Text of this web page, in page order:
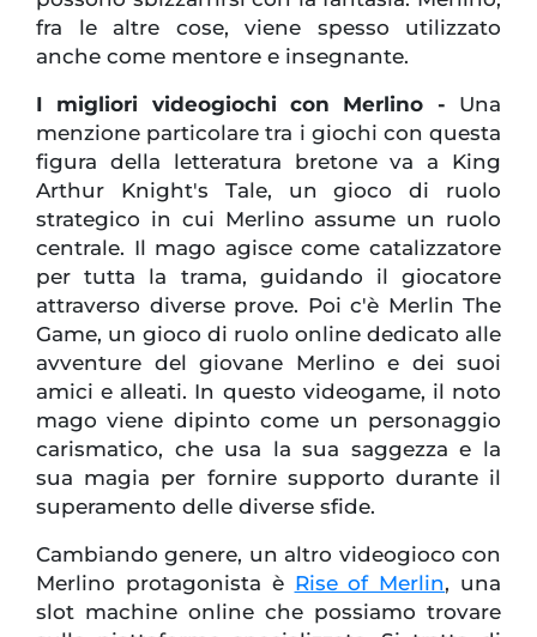
fra le altre cose, viene spesso utilizzato
anche come mentore e insegnante.
I migliori videogiochi con Merlino - Una
menzione particolare tra i giochi con questa
figura della letteratura bretone va a King
Arthur Knight's Tale, un gioco di ruolo
strategico in cui Merlino assume un ruolo
centrale. Il mago agisce come catalizzatore
per tutta la trama, guidando il giocatore
attraverso diverse prove. Poi c'è Merlin The
Game, un gioco di ruolo online dedicato alle
avventure del giovane Merlino e dei suoi
amici e alleati. In questo videogame, il noto
mago viene dipinto come un personaggio
carismatico, che usa la sua saggezza e la
sua magia per fornire supporto durante il
superamento delle diverse sfide.
Cambiando genere, un altro videogioco con
Merlino protagonista è Rise of Merlin, una
slot machine online che possiamo trovare